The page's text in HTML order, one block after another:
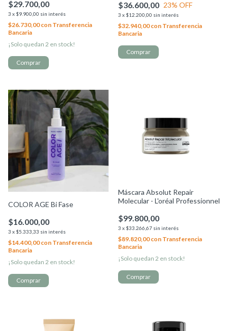
$29.700,00
3 x $9.900,00 sin interés
$26.730,00con Transferencia
Bancaria
¡Solo quedan 2 en stock!
$36.600,00 23% OFF
3 x $12.200,00 sin interés
$32.940,00con Transferencia
Bancaria
COLOR AGE Bi Fase
$16.000,00
3 x $5.333,33 sin interés
$14.400,00con Transferencia
Bancaria
¡Solo quedan 2 en stock!
Máscara Absolut Repair
Molecular - L'oréal Professionnel
$99.800,00
3 x $33.266,67 sin interés
$89.820,00con Transferencia
Bancaria
¡Solo quedan 2 en stock!